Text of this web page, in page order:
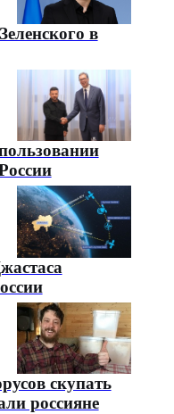
в
скупать
россияне